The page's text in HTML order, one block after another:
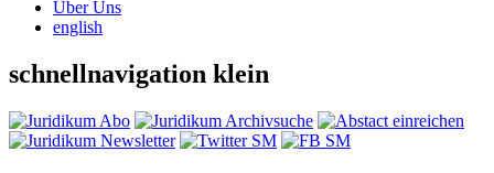
Über Uns
english
schnellnavigation klein